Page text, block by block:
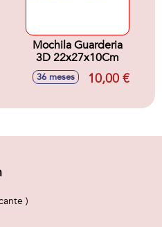
Mochila Guarderia
3D 22x27x10Cm
36 meses 10,00 €
)